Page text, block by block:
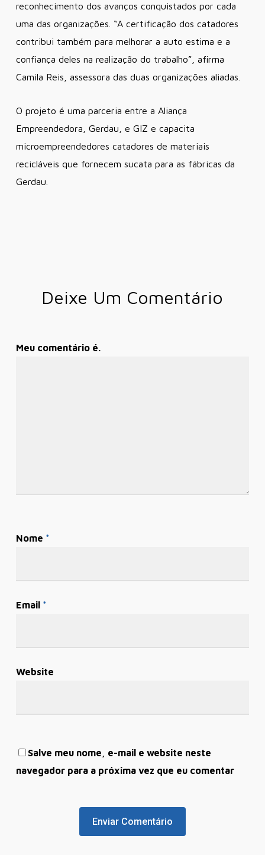
reconhecimento dos avanços conquistados por cada
uma das organizações. “A certificação dos catadores
contribui também para melhorar a auto estima e a
confiança deles na realização do trabalho”, afirma
Camila Reis, assessora das duas organizações aliadas.
O projeto é uma parceria entre a Aliança
Empreendedora, Gerdau, e GIZ e capacita
microempreendedores catadores de materiais
recicláveis que fornecem sucata para as fábricas da
Gerdau.
Deixe Um Comentário
Meu comentário é.
Nome *
Email *
Website
Salve meu nome, e-mail e website neste
navegador para a próxima vez que eu comentar